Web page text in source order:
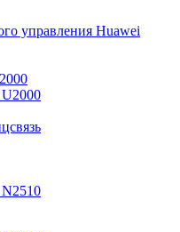
управления Huawei